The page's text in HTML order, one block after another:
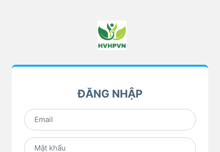
ĐĂNG NHẬP